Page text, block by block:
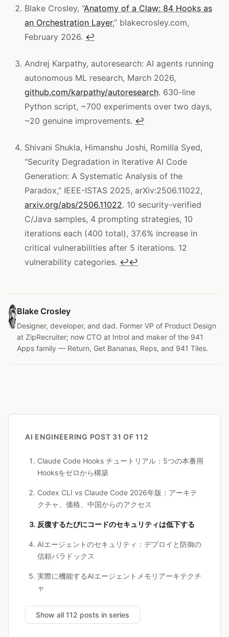
Blake Crosley, “Anatomy of a Claw: 84 Hooks as
an Orchestration Layer,” blakecrosley.com,
February 2026. ↩
Andrej Karpathy, autoresearch: AI agents running
autonomous ML research, March 2026,
github.com/karpathy/autoresearch. 630-line
Python script, ~700 experiments over two days,
~20 genuine improvements. ↩
Shivani Shukla, Himanshu Joshi, Romilla Syed,
“Security Degradation in Iterative AI Code
Generation: A Systematic Analysis of the
Paradox,” IEEE-ISTAS 2025, arXiv:2506.11022,
arxiv.org/abs/2506.11022. 10 security-verified
C/Java samples, 4 prompting strategies, 10
iterations each (400 total), 37.6% increase in
critical vulnerabilities after 5 iterations. 12
vulnerability categories. ↩↩
Blake Crosley
Designer, developer, and dad. Former VP of Product Design
at ZipRecruiter; now CTO at Introl and maker of the 941
Apps family — Return, Get Bananas, Reps, and 941 Tiles.
AI ENGINEERING POST 31 OF 112
Claude Code Hooks チュートリアル：5つの本番用
Hooksをゼロから構築
Codex CLI vs Claude Code 2026年版：アーキテ
クチャ、価格、中国からのアクセス
反復するたびにコードのセキュリティは低下する
AIエージェントのセキュリティ：デプロイと防御の
信頼パラドックス
実際に機能するAIエージェントメモリアーキテクチ
ャ
Show all 112 posts in series